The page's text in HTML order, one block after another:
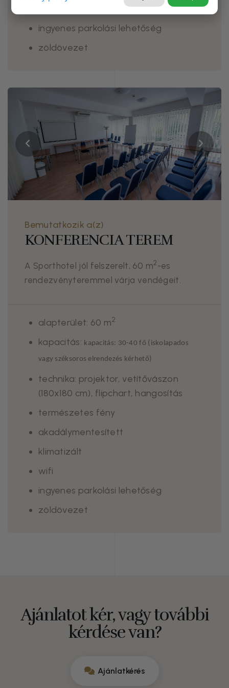
ingyenes parkolási lehetőség
zöldövezet
Bemutatkozik a(z)
KONFERENCIA TEREM
A Sporthotel jól felszerelt, 60 m2 -es
rendezvényteremmel várja vendégeit.
alapterület: 60 m2
kapacitás: kapacitás: 30-40 fő (iskolapados
vagy széksoros elrendezés kérhető)
technika: projektor, vetítővászon
(180x180 cm), flipchart, hangosítás
természetes fény
akadálymentesített
klimatizált
wifi
ingyenes parkolási lehetőség
zöldövezet
Ajánlatot kér, vagy további
kérdése van?
Ajánlatkérés